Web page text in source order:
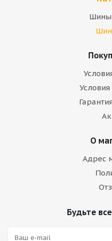
Шины
О
Адрес
Будьте